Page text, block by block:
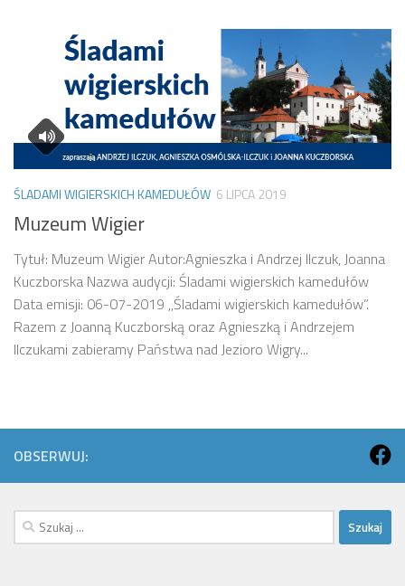
ŚLADAMI WIGIERSKICH KAMEDUŁÓW 6 LIPCA 2019
Muzeum Wigier
Tytuł: Muzeum Wigier Autor:Agnieszka i Andrzej Ilczuk, Joanna
Kuczborska Nazwa audycji: Śladami wigierskich kamedułów
Data emisji: 06-07-2019 ,,Śladami wigierskich kamedułów”.
Razem z Joanną Kuczborską oraz Agnieszką i Andrzejem
Ilczukami zabieramy Państwa nad Jezioro Wigry...
OBSERWUJ:
Szukaj: